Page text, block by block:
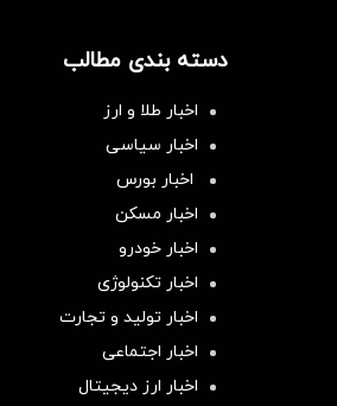
دسته بندی مطالب
اخبار طلا و ارز
اخبار سیاسی
اخبار بورس
اخبار مسکن
اخبار خودرو
اخبار تکنولوژی
اخبار تولید و تجارت
اخبار اجتماعی
اخبار ارز دیجیتال